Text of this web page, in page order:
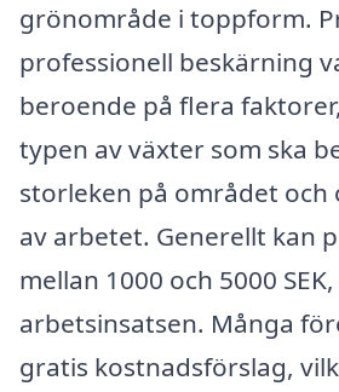
grönområde i toppform.
professionell beskärning
beroende på flera
typen av växter som ska
storleken på området
av arbetet. Generellt kan
mellan 1000 och 5000
arbetsinsatsen. Många
gratis kostnadsförslag,